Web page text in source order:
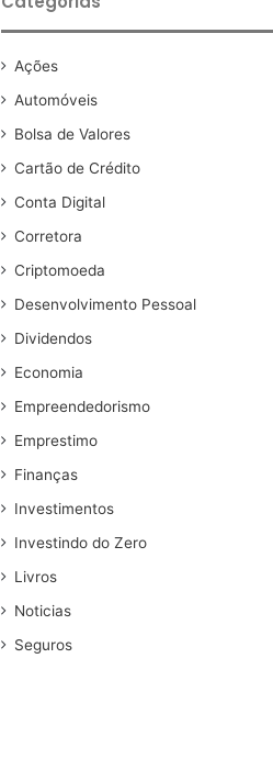
Ações
Automóveis
Bolsa de Valores
Cartão de Crédito
Conta Digital
Corretora
Criptomoeda
Desenvolvimento Pessoal
Dividendos
Economia
Empreendedorismo
Emprestimo
Finanças
Investimentos
Investindo do Zero
Livros
Noticias
Seguros